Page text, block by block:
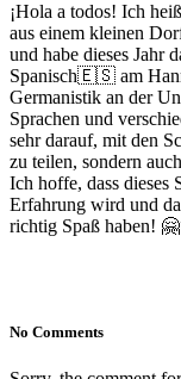
¡Hola a todos! Ich
aus einem kleinen
und habe dieses Jahr
Spanisch🇪🇸 am
Germanistik an der
Sprachen und
sehr darauf, mit den
zu teilen, sondern
Ich hoffe, dass dieses
Erfahrung wird und
richtig Spaß haben!
No Comments